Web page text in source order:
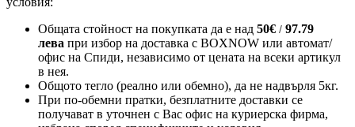
Общата стойност на покупката да е над 50€ / 97.79
лева при избор на доставка с BOXNOW или автомат/
офис на Спиди, независимо от цената на всеки артикул
в нея.
Общото тегло (реално или обемно), да не надвърля 5кг.
При по-обемни пратки, безплатните доставки се
получават в уточнен с Вас офис на куриерска фирма,